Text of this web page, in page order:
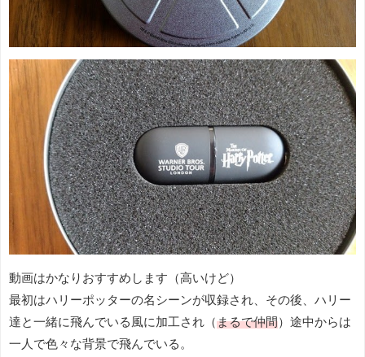
動画はかなりおすすめします（高いけど）
最初はハリーポッターの名シーンが収録され、その後、ハリー
達と一緒に飛んでいる風に加工され（まるで仲間）途中からは
一人で色々な背景で飛んでいる。